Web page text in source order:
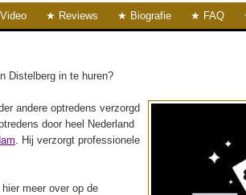
Video Reviews Biografie FAQ
Distelberg in te huren?
andere optredens verzorgd
door heel Nederland
. Hij verzorgt professionele
meer over op de